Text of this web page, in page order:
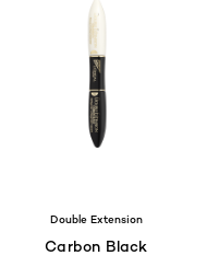
Double Extension
Carbon Black